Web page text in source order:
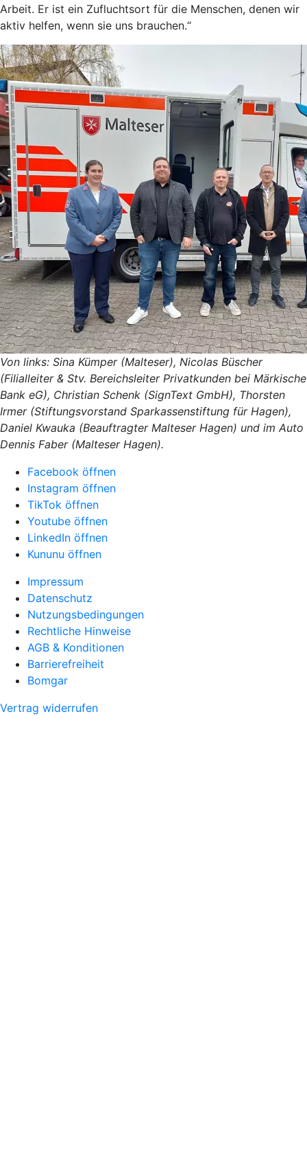
Arbeit. Er ist ein Zufluchtsort für die Menschen, denen wir
aktiv helfen, wenn sie uns brauchen.“
Von links: Sina Kümper (Malteser), Nicolas Büscher
(Filialleiter & Stv. Bereichsleiter Privatkunden bei Märkische
Bank eG), Christian Schenk (SignText GmbH), Thorsten
Irmer (Stiftungsvorstand Sparkassenstiftung für Hagen),
Daniel Kwauka (Beauftragter Malteser Hagen) und im Auto
Dennis Faber (Malteser Hagen).
Facebook öffnen
Instagram öffnen
TikTok öffnen
Youtube öffnen
LinkedIn öffnen
Kununu öffnen
Impressum
Datenschutz
Nutzungsbedingungen
Rechtliche Hinweise
AGB & Konditionen
Barrierefreiheit
Bomgar
Vertrag widerrufen